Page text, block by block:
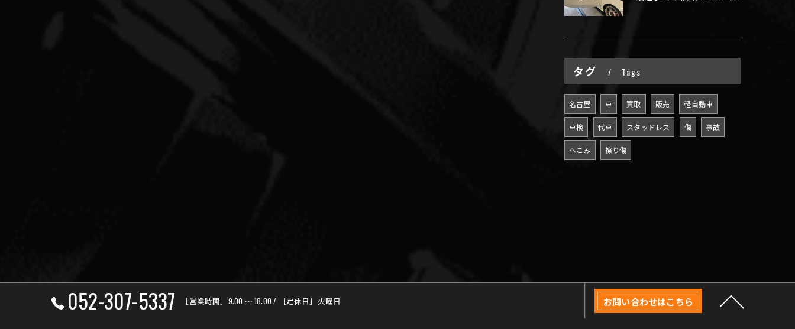
タグ Tags
名古屋 車 買取 販売 軽自動車
車検 代車 スタッドレス 傷 事故
へこみ 擦り傷
052-307-5337 ［営業時間］9:00 ～ 18:00 / ［定休日］火曜日 お問い合わせはこちら